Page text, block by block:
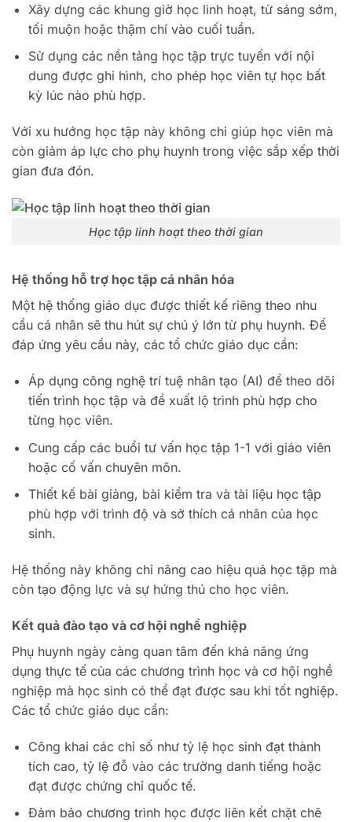
Xây dựng các khung giờ học linh hoạt, từ sáng sớm,
tối muộn hoặc thậm chí vào cuối tuần.
Sử dụng các nền tảng học tập trực tuyến với nội
dung được ghi hình, cho phép học viên tự học bất
kỳ lúc nào phù hợp.
Với xu hướng học tập này không chỉ giúp học viên mà
còn giảm áp lực cho phụ huynh trong việc sắp xếp thời
gian đưa đón.
Học tập linh hoạt theo thời gian
Hệ thống hỗ trợ học tập cá nhân hóa
Một hệ thống giáo dục được thiết kế riêng theo nhu
cầu cá nhân sẽ thu hút sự chú ý lớn từ phụ huynh. Để
đáp ứng yêu cầu này, các tổ chức giáo dục cần:
Áp dụng công nghệ trí tuệ nhân tạo (AI) để theo dõi
tiến trình học tập và đề xuất lộ trình phù hợp cho
từng học viên.
Cung cấp các buổi tư vấn học tập 1-1 với giáo viên
hoặc cố vấn chuyên môn.
Thiết kế bài giảng, bài kiểm tra và tài liệu học tập
phù hợp với trình độ và sở thích cá nhân của học
sinh.
Hệ thống này không chỉ nâng cao hiệu quả học tập mà
còn tạo động lực và sự hứng thú cho học viên.
Kết quả đào tạo và cơ hội nghề nghiệp
Phụ huynh ngày càng quan tâm đến khả năng ứng
dụng thực tế của các chương trình học và cơ hội nghề
nghiệp mà học sinh có thể đạt được sau khi tốt nghiệp.
Các tổ chức giáo dục cần:
Công khai các chỉ số như tỷ lệ học sinh đạt thành
tích cao, tỷ lệ đỗ vào các trường danh tiếng hoặc
đạt được chứng chỉ quốc tế.
Đảm bảo chương trình học được liên kết chặt chẽ